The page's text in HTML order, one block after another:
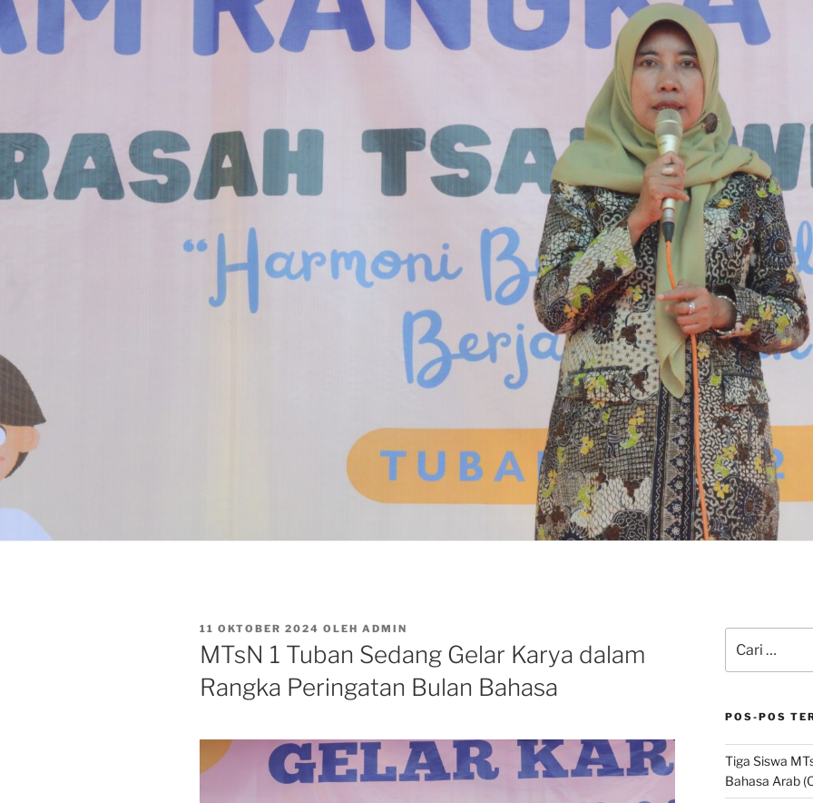
DIPOSKAN
PADA
11 OKTOBER 2024 OLEH ADMIN
MTsN 1 Tuban Sedang Gelar Karya dalam
Rangka Peringatan Bulan Bahasa
untuk:
POS-POS
Tiga Siswa
Bahasa Arab